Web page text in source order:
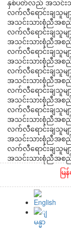
နှစ်ပတ်လည် အသင်းသ
လက်လီ‌ရောင်းချသူမ
အသင်းသားစုံညီအစည်
လက်လီ‌ရောင်းချသူမ
အသင်းသားစုံညီအစည်
လက်လီ‌ရောင်းချသူမ
အသင်းသားစုံညီအစည်
လက်လီ‌ရောင်းချသူမ
အသင်းသားစုံညီအစည်
လက်လီ‌ရောင်းချသူမ
အသင်းသားစုံညီအစည်
လက်လီ‌ရောင်းချသူမ
အသင်းသားစုံညီအစည်
လက်လီ‌ရောင်းချသူမ
အသင်းသားစုံညီအစည်
လက်လီ‌ရောင်းချသူမ
အသင်းသားစုံညီအစ
မြ